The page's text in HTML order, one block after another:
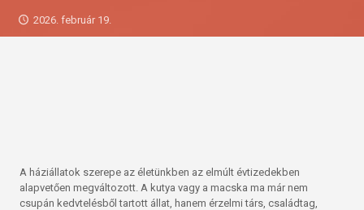
2026. február 19.
A háziállatok szerepe az életünkben az elmúlt évtizedekben
alapvetően megváltozott. A kutya vagy a macska ma már nem
csupán kedvtelésből tartott állat, hanem érzelmi társ, családtag,